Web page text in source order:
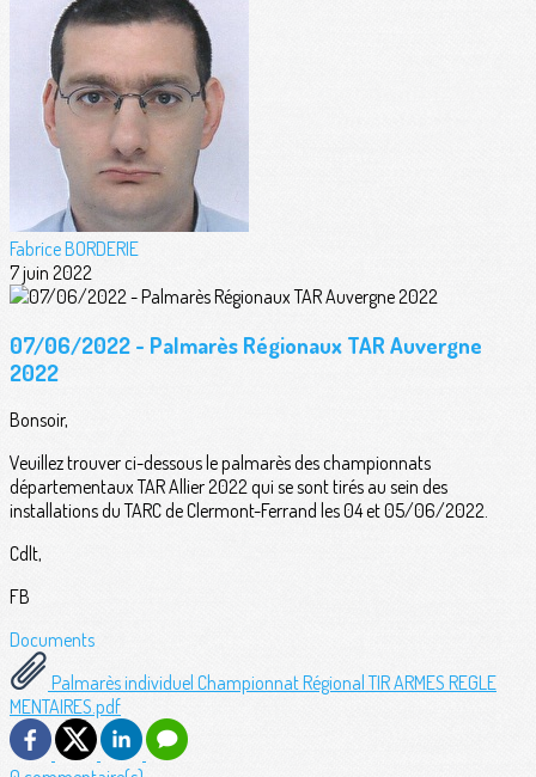
Fabrice BORDERIE
7 juin 2022
07/06/2022 - Palmarès Régionaux TAR Auvergne
2022
Bonsoir,
Veuillez trouver ci-dessous le palmarès des championnats
départementaux TAR Allier 2022 qui se sont tirés au sein des
installations du TARC de Clermont-Ferrand les 04 et 05/06/2022.
Cdlt,
FB
Documents
Palmarès individuel Championnat Régional TIR ARMES REGLE
MENTAIRES.pdf